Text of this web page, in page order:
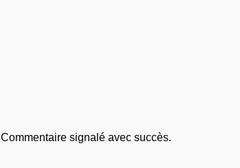
Commentaire signalé avec succès.